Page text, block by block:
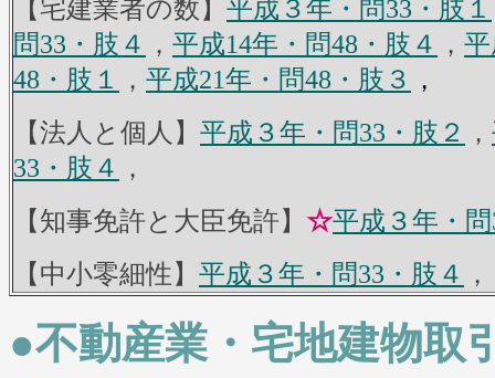
【宅建業者の数】 平成３年・問33・肢１
問33・肢４
， 平成14年・問48・肢４ ，
48・肢１
， 平成21年・問48・肢３ ，
【法人と個人】 平成３年・問33・肢２ ，
33・肢４
，
【知事免許と大臣免許】 ☆平成３年・
【中小零細性】 平成３年・問33・肢４ ，
●不動産業・宅地建物